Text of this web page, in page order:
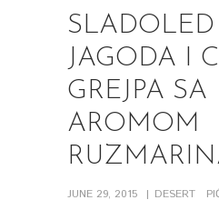
JAGODA I
GREJPA SA
AROMOM
JUNE 29, 2015 DESERT